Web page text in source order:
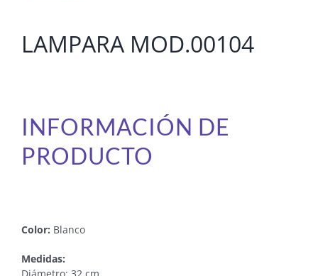
LAMPARA MOD.00104
INFORMACIÓN DE
PRODUCTO
Color: Blanco
Medidas: